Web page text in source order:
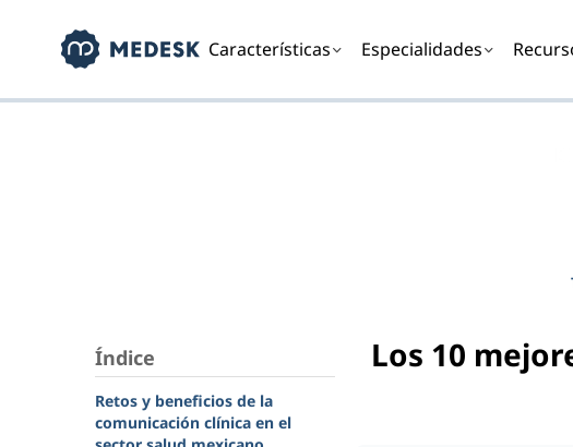
Características Especialidades
Índice
Retos y beneficios de la
comunicación clínica en el
Los 10